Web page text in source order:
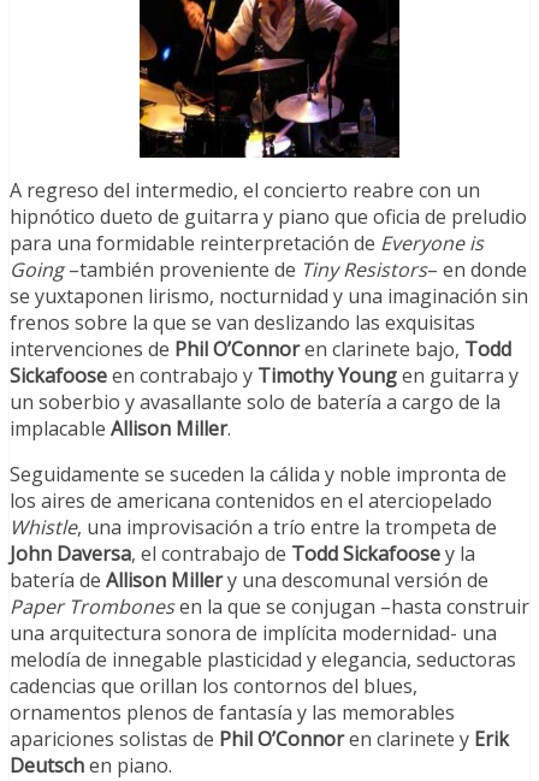
A regreso del intermedio, el concierto reabre con un
hipnótico dueto de guitarra y piano que oficia de preludio
para una formidable reinterpretación de Everyone is
Going–también proveniente de Tiny Resistors– en donde
se yuxtaponen lirismo, nocturnidad y una imaginación sin
frenos sobre la que se van deslizando las exquisitas
intervenciones de Phil O’Connoren clarinete bajo, Todd
Sickafooseen contrabajo y Timothy Youngen guitarra y
un soberbio y avasallante solo de batería a cargo de la
implacable Allison Miller.
Seguidamente se suceden la cálida y noble impronta de
los aires de americana contenidos en el aterciopelado
Whistle, una improvisación a trío entre la trompeta de
John Daversa, el contrabajo de Todd Sickafoosey la
batería de Allison Millery una descomunal versión de
Paper Trombonesen la que se conjugan –hasta construir
una arquitectura sonora de implícita modernidad- una
melodía de innegable plasticidad y elegancia, seductoras
cadencias que orillan los contornos del blues,
ornamentos plenos de fantasía y las memorables
apariciones solistas de Phil O’Connoren clarinete y Erik
Deutschen piano.